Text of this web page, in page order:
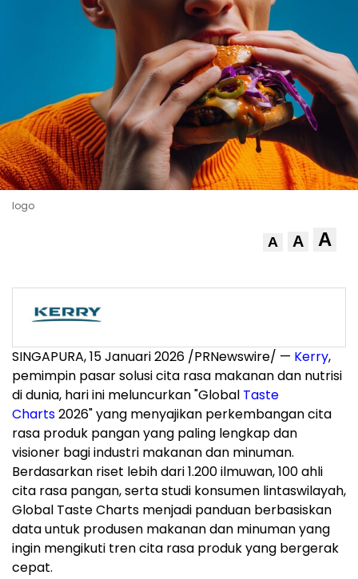
logo
A A A
SINGAPURA,15 Januari 2026 /PRNewswire/ — Kerry,
pemimpin pasar solusi cita rasa makanan dan nutrisi
di dunia, hari ini meluncurkan "Global Taste
Charts2026" yang menyajikan perkembangan cita
rasa produk pangan yang paling lengkap dan
visioner bagi industri makanan dan minuman.
Berdasarkan riset lebih dari 1.200 ilmuwan, 100 ahli
cita rasa pangan, serta studi konsumen lintaswilayah,
Global Taste Charts menjadi panduan berbasiskan
data untuk produsen makanan dan minuman yang
ingin mengikuti tren cita rasa produk yang bergerak
cepat.